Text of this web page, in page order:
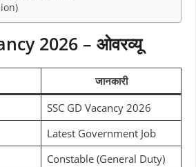
2026 – ओवरव्यू
जानकारी
SSC GD Vacancy 2026
Latest Government Job
Constable (General Duty)